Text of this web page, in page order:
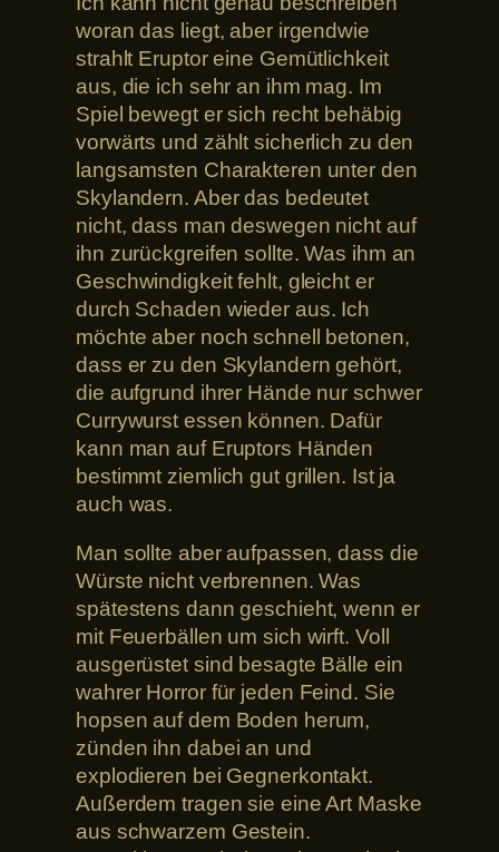
woran das liegt, aber irgendwie
strahlt Eruptor eine Gemütlichkeit
aus, die ich sehr an ihm mag. Im
Spiel bewegt er sich recht behäbig
vorwärts und zählt sicherlich zu den
langsamsten Charakteren unter den
Skylandern. Aber das bedeutet
nicht, dass man deswegen nicht auf
ihn zurückgreifen sollte. Was ihm an
Geschwindigkeit fehlt, gleicht er
durch Schaden wieder aus. Ich
möchte aber noch schnell betonen,
dass er zu den Skylandern gehört,
die aufgrund ihrer Hände nur schwer
Currywurst essen können. Dafür
kann man auf Eruptors Händen
bestimmt ziemlich gut grillen. Ist ja
auch was.
Man sollte aber aufpassen, dass die
Würste nicht verbrennen. Was
spätestens dann geschieht, wenn er
mit Feuerbällen um sich wirft. Voll
ausgerüstet sind besagte Bälle ein
wahrer Horror für jeden Feind. Sie
hopsen auf dem Boden herum,
zünden ihn dabei an und
explodieren bei Gegnerkontakt.
Außerdem tragen sie eine Art Maske
aus schwarzem Gestein.